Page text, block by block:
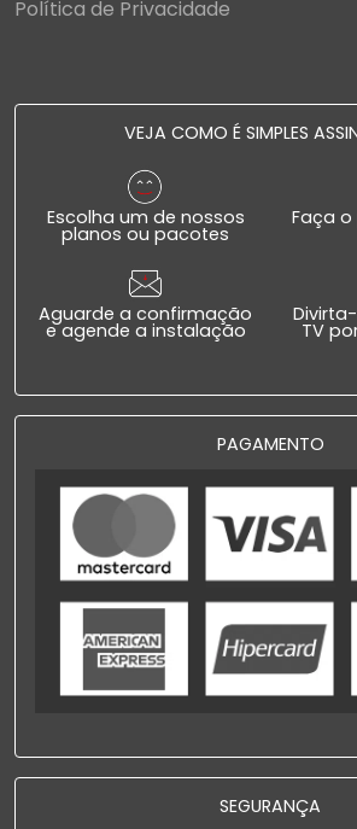
Política de Privacidade
VEJA COMO É SIMPLES
Escolha um de nossos
planos ou pacotes
Faça
Aguarde a confirmação
e agende a instalação TV
PAGAMENTO
SEGURANÇA